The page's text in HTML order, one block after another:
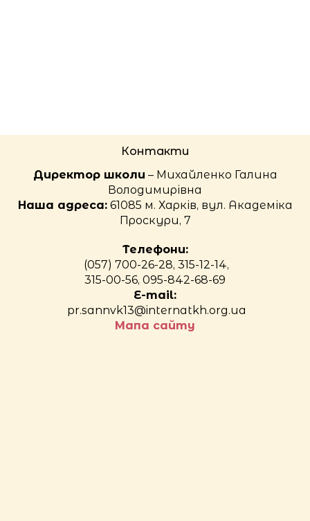
Контакти
Директор школи – Михайленко Галина
Володимирівна
Наша адреса:61085 м. Харків, вул. Академіка
Проскури, 7
Телефони:
(057) 700-26-28, 315-12-14,
315-00-56, 095-842-68-69
E-mail:
pr.sannvk13@internatkh.org.ua
Мапа сайту